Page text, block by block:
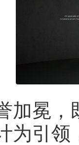
冕，既
为引领